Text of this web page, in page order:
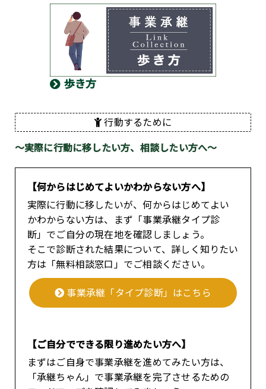
歩き方
行動するために
～実際に行動に移したい方、相談したい方へ～
【何からはじめてよいかわからない方へ】
実際に行動に移したいが、何からはじめてよい
かわからない方は、まず「事業承継タイプ診
断」でご自分の現在地を確認しましょう。
そこで診断された結果について、詳しく知りたい
方は「無料相談窓口」でご相談ください。
事業承継「タイプ診断」はこちら
【ご自分でできる限り進めたい方へ】
まずはご自身で事業承継を進めてみたい方は、
「承継ちゃん」で事業承継を完了させるための